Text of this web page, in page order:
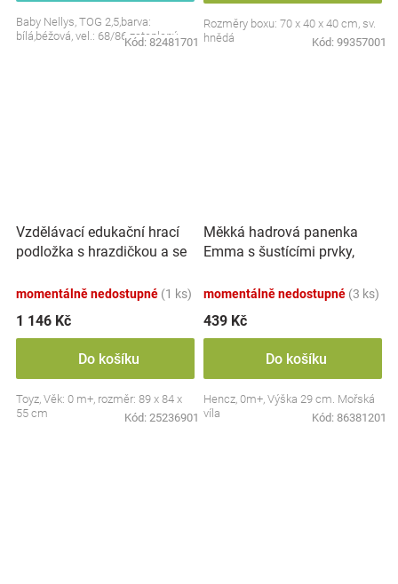
Baby Nellys, TOG 2,5,barva:
bílá,béžová, vel.: 68/86 zateplený
Kód: 82481701
Rozměry boxu: 70 x 40 x 40 cm, sv.
hnědá
Kód: 99357001
Vzdělávací edukační hrací
podložka s hrazdičkou a se
momentálně nedostupné (1 ks)
1 146 Kč
Do košíku
Toyz, Věk: 0 m+, rozměr: 89 x 84 x
55 cm
Kód: 25236901
Měkká hadrová panenka
Emma s šustícími prvky,
momentálně nedostupné (3 ks)
439 Kč
Do košíku
Hencz, 0m+, Výška 29 cm. Mořská
víla
Kód: 86381201